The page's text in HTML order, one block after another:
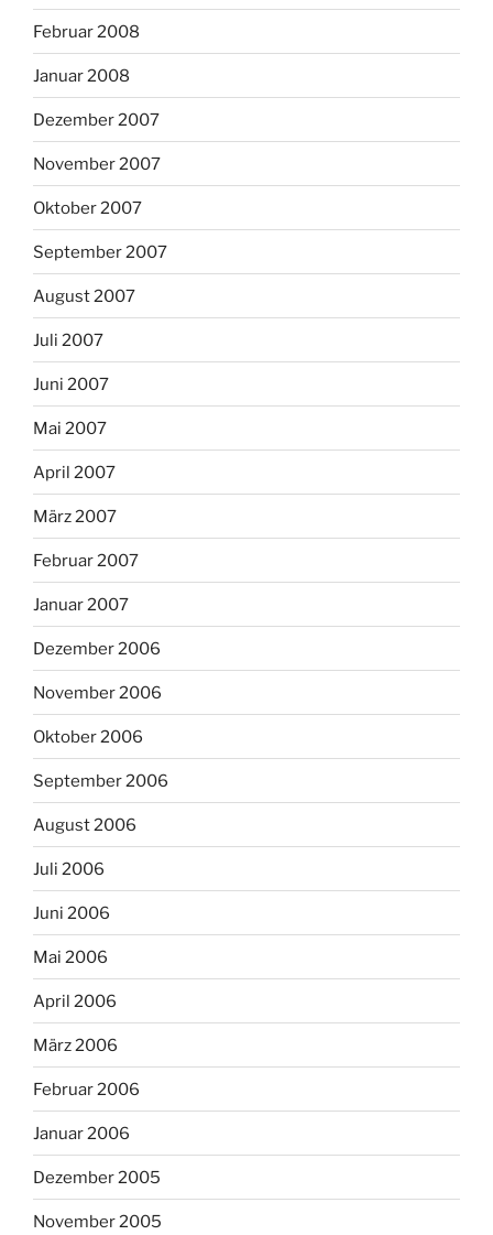
Februar 2008
Januar 2008
Dezember 2007
November 2007
Oktober 2007
September 2007
August 2007
Juli 2007
Juni 2007
Mai 2007
April 2007
März 2007
Februar 2007
Januar 2007
Dezember 2006
November 2006
Oktober 2006
September 2006
August 2006
Juli 2006
Juni 2006
Mai 2006
April 2006
März 2006
Februar 2006
Januar 2006
Dezember 2005
November 2005